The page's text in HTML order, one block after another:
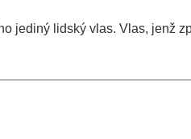
jediný lidský vlas. Vlas, jenž